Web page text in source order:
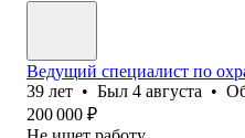
Ведущий специалист по
39 лет • Был 4 августа •
200 000 ₽